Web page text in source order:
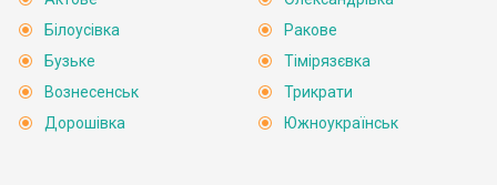
Білоусівка
Бузьке
Вознесенськ
Дорошівка
Ракове
Тімірязєвка
Трикрати
Южноукраїнськ